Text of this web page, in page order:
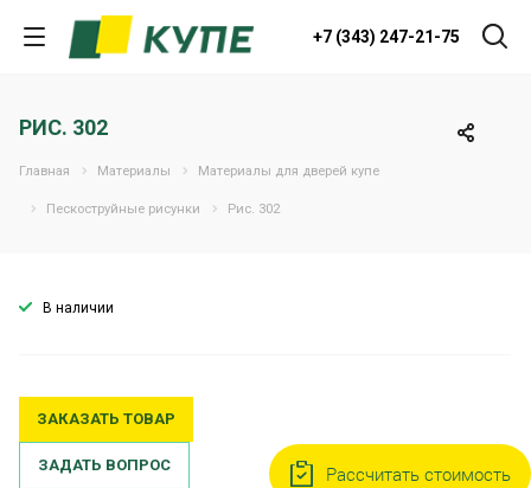
+7 (343) 247-21-75
РИС. 302
Главная Материалы Материалы для дверей купе
Пескоструйные рисунки Рис. 302
В наличии
ЗАКАЗАТЬ ТОВАР
ЗАДАТЬ ВОПРОС Рассчитать стоимость